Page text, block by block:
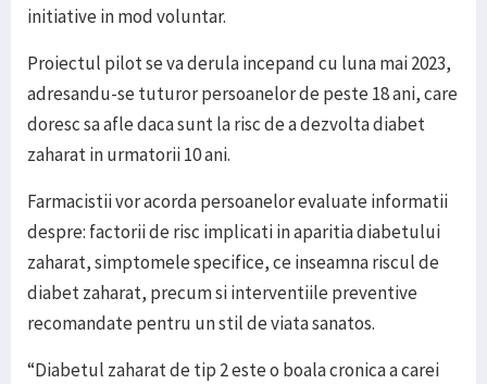
initiative in mod voluntar.
Proiectul pilot se va derula incepand cu luna mai 2023,
adresandu-se tuturor persoanelor de peste 18 ani, care
doresc sa afle daca sunt la risc de a dezvolta diabet
zaharat in urmatorii 10 ani.
Farmacistii vor acorda persoanelor evaluate informatii
despre: factorii de risc implicati in aparitia diabetului
zaharat, simptomele specifice, ce inseamna riscul de
diabet zaharat, precum si interventiile preventive
recomandate pentru un stil de viata sanatos.
“Diabetul zaharat de tip 2 este o boala cronica a carei